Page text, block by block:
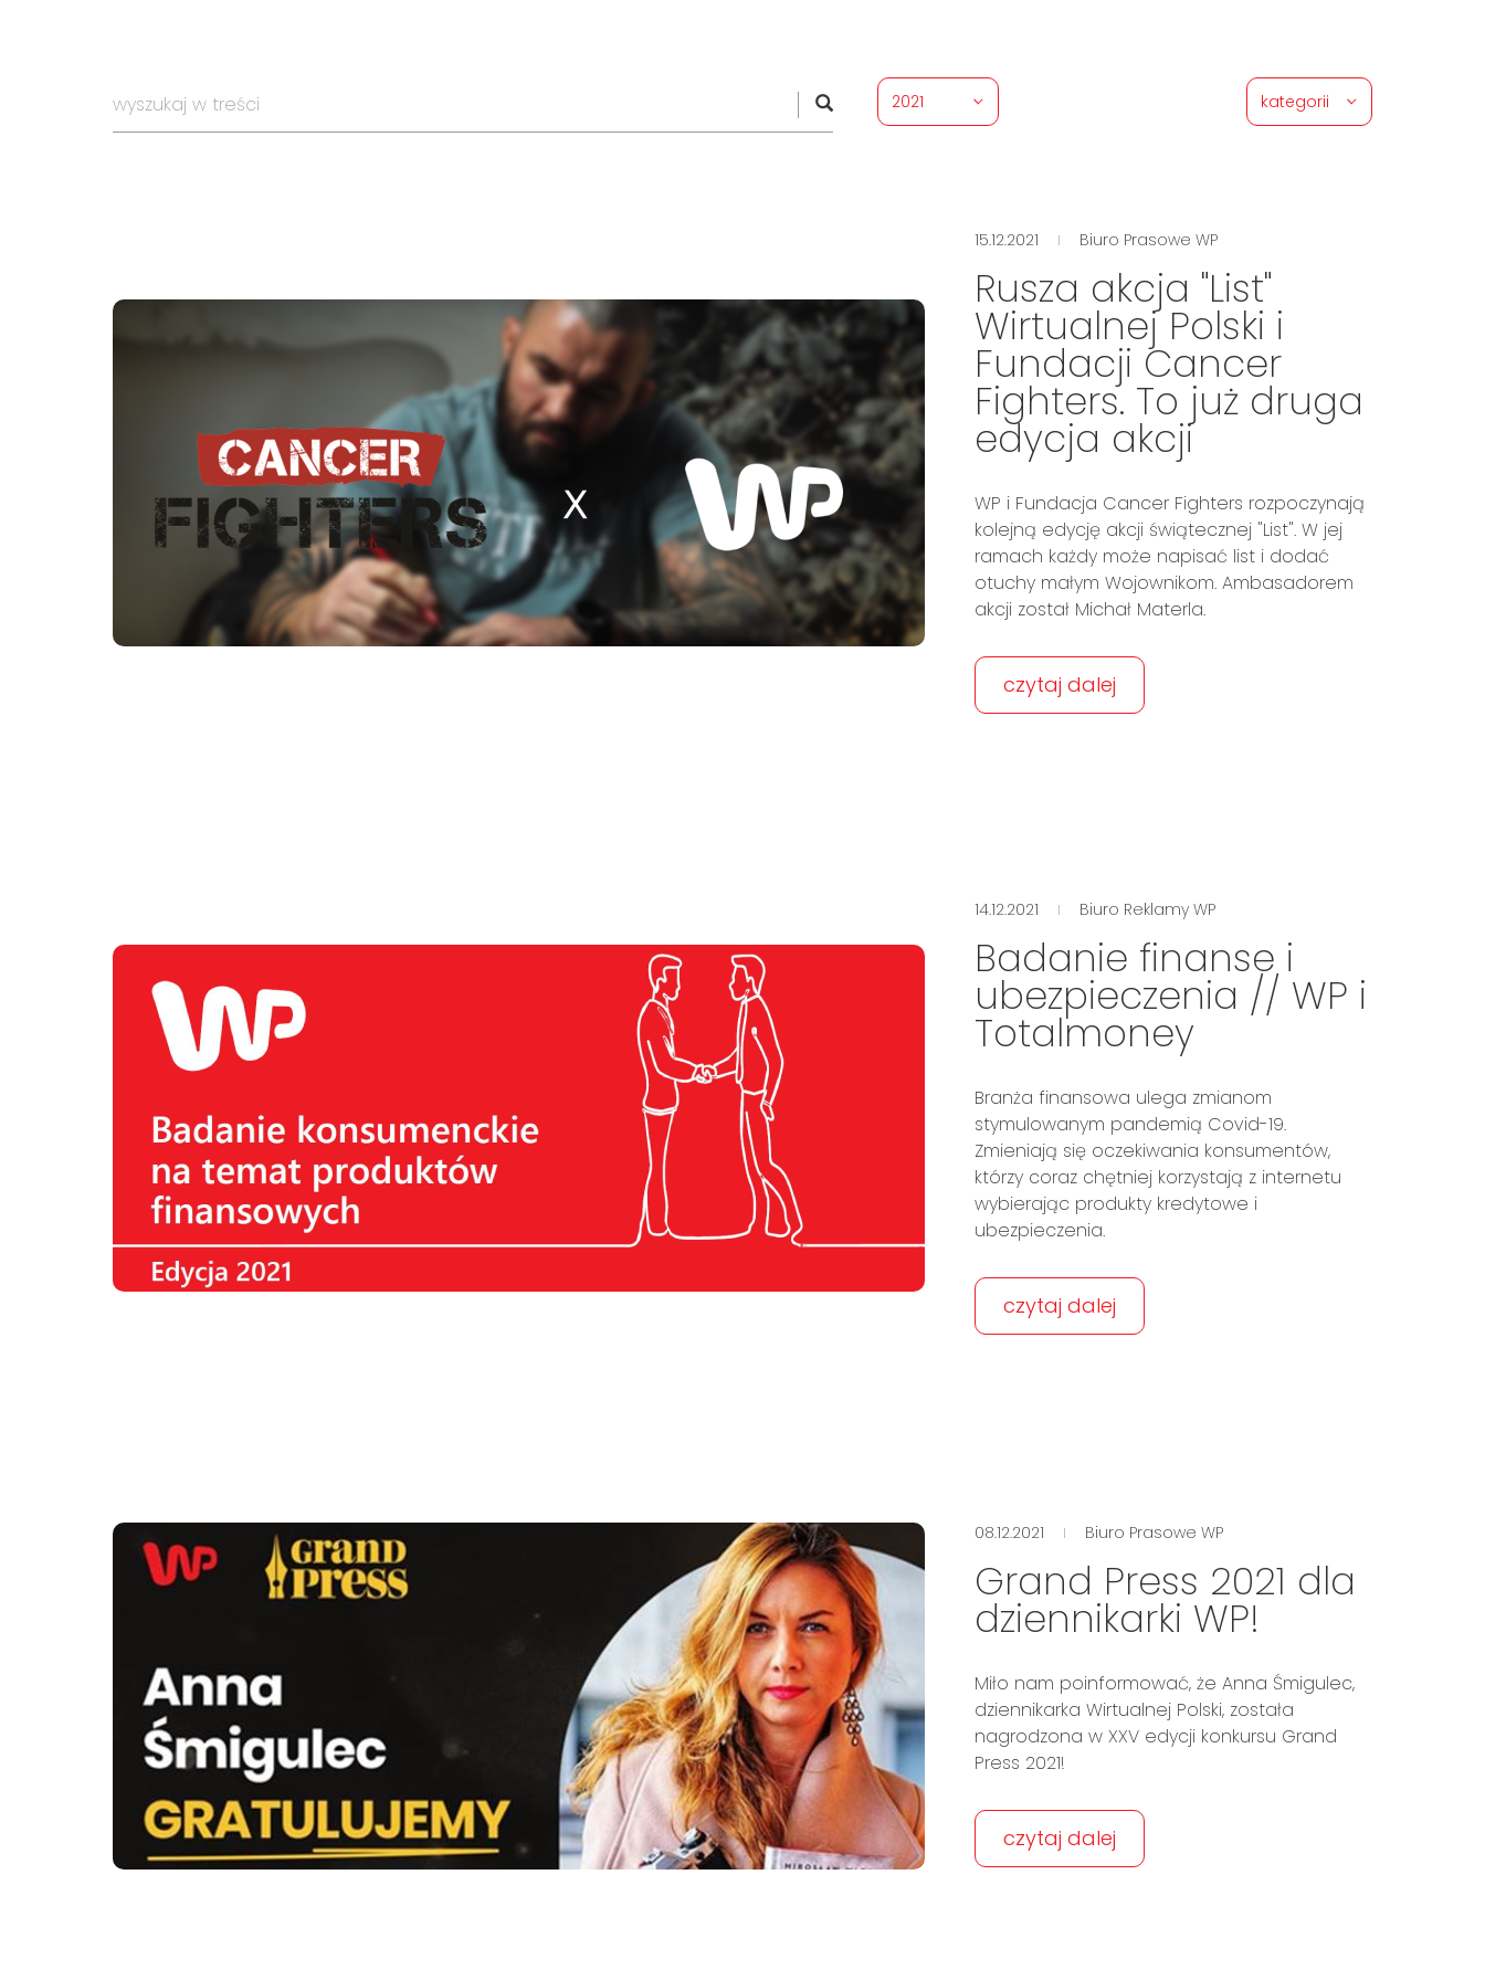
2021 kategorii
15.12.2021 Biuro Prasowe WP
Rusza akcja "List"
Wirtualnej Polski i
Fundacji Cancer
Fighters. To już druga
edycja akcji
WP i Fundacja Cancer Fighters rozpoczynają
kolejną edycję akcji świątecznej "List". W jej
ramach każdy może napisać list i dodać
otuchy małym Wojownikom. Ambasadorem
akcji został Michał Materla.
czytaj dalej
14.12.2021 Biuro Reklamy WP
Badanie finanse i
ubezpieczenia // WP i
Totalmoney
Branża finansowa ulega zmianom
stymulowanym pandemią Covid-19.
Zmieniają się oczekiwania konsumentów,
którzy coraz chętniej korzystają z internetu
wybierając produkty kredytowe i
ubezpieczenia.
czytaj dalej
08.12.2021 Biuro Prasowe WP
Grand Press 2021 dla
dziennikarki WP!
Miło nam poinformować, że Anna Śmigulec,
dziennikarka Wirtualnej Polski, została
nagrodzona w XXV edycji konkursu Grand
Press 2021!
czytaj dalej